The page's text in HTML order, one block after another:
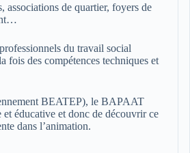
associations de quartier, foyers de
du travail social
fois des compétences techniques et
BEATEP), le BAPAAT
éducative et donc de découvrir ce
dans l’animation.